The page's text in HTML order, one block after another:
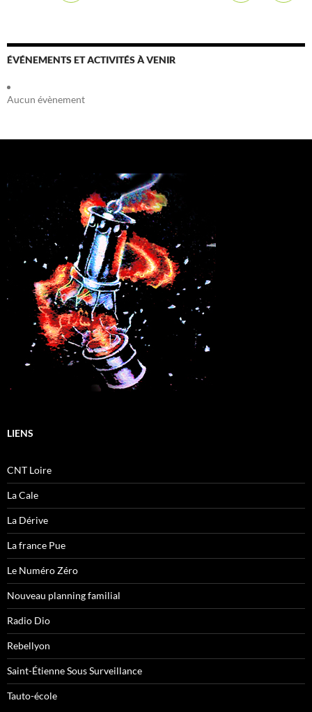
ÉVÉNEMENTS ET ACTIVITÉS À VENIR
Aucun évènement
LIENS
CNT Loire
La Cale
La Dérive
La france Pue
Le Numéro Zéro
Nouveau planning familial
Radio Dio
Rebellyon
Saint-Étienne Sous Surveillance
Tauto-école